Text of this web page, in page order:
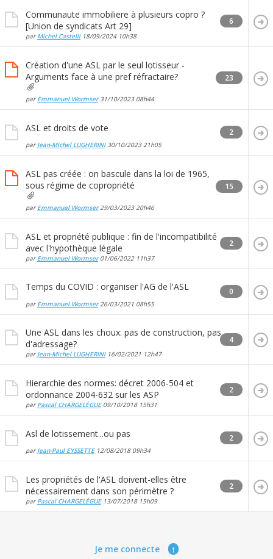
Communaute immobiliere à plusieurs copro ?
[Union de syndicats Art 29]
par Michel Castelli18/09/2024 10h38
6
Création d'une ASL par le seul lotisseur -
Arguments face à une pref réfractaire?
par Emmanuel Wormser31/10/2023 08h44
23
ASL et droits de vote
par Jean-Michel LUGHERINI30/10/202321h05
2
ASL pas créée : on bascule dans la loi de 1965,
sous régime de copropriété
par Emmanuel Wormser29/03/2023 20h46
15
ASL et propriété publique : fin de l'incompatibilité
avec l'hypothèque légale
par Emmanuel Wormser01/06/2022 11h37
2
Temps du COVID : organiser l'AG de l'ASL
par Emmanuel Wormser26/03/2021 08h55
0
Une ASL dans les choux: pas de construction, pas
d'adressage?
par Jean-Michel LUGHERINI16/02/2021 12h47
4
Hierarchie des normes: décret 2006-504 et
ordonnance 2004-632 sur les ASP
par Pascal CHARGELÈGUE09/10/2018 15h31
2
Asl de lotissement...ou pas
par Jean-Paul EYSSETTE12/08/2018 09h34
2
Les propriétés de l'ASL doivent-elles être
nécessairement dans son périmètre ?
par Pascal CHARGELÈGUE13/07/2018 15h09
2
Je me connecte ↑